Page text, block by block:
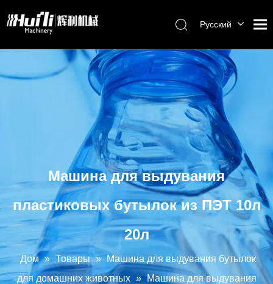
Pусский
العربية
Français
Español
Português
Машина для выдувания
пластиковых бутылок из ПЭТ 10л
20л
Дом » Товары » Машина для выдувания бутылок
для домашних животных » Машина для выдувания